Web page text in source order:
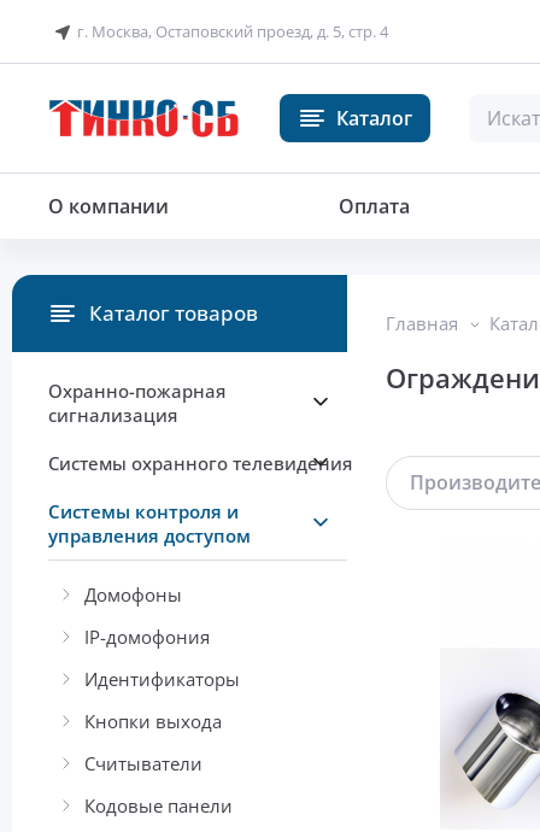
г. Москва, Остаповский проезд, д. 5, стр. 4
Каталог
О компании Оплата
Главная
Каталог товаров
Охранно-пожарная
сигнализация
Системы охранного телевидения
Системы контроля и
управления доступом
Домофоны
IP-домофония
Идентификаторы
Кнопки выхода
Считыватели
Кодовые панели